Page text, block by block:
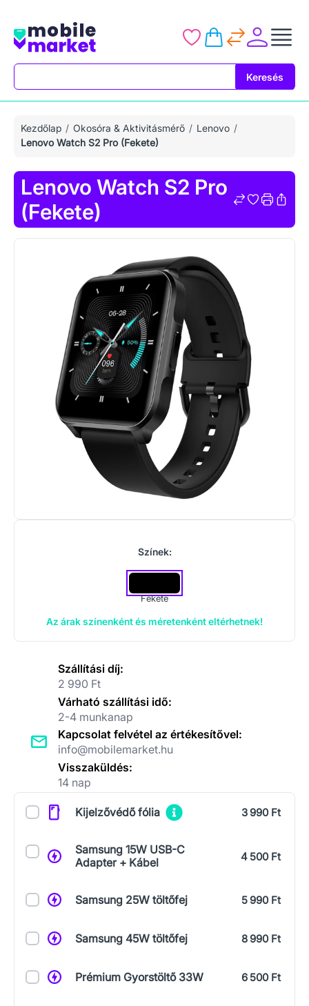
Keresés
Kezdőlap Okosóra & Aktivitásmérő
Lenovo
Lenovo Watch S2 Pro (Fekete)
Lenovo Watch S2 Pro
(Fekete)
Színek:
Fekete
Az árak színenként és méretenként eltérhetnek!
Szállítási díj:
2 990 Ft
Várható szállítási idő:
2-4 munkanap
Kapcsolat felvétel az értékesítővel:
info@mobilemarket.hu
Visszaküldés:
14 nap
KiegészítőkKijelzővédő fólia 3 990 Ft
Samsung 15W USB-C
Adapter + Kábel
4 500 Ft
Samsung 25W töltőfej 5 990 Ft
Samsung 45W töltőfej 8 990 Ft
Prémium Gyorstöltő 33W 6 500 Ft